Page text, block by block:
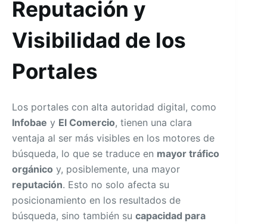
Reputación y
Visibilidad de los
Portales
Los portales con alta autoridad digital, como
Infobae y El Comercio, tienen una clara
ventaja al ser más visibles en los motores de
búsqueda, lo que se traduce en mayor tráfico
orgánico y, posiblemente, una mayor
reputación. Esto no solo afecta su
posicionamiento en los resultados de
búsqueda, sino también su capacidad para